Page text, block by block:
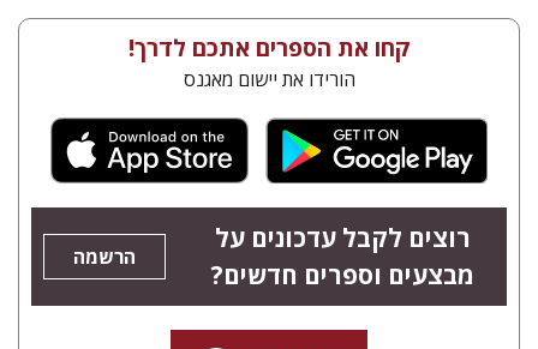
קחו את הספרים אתכם לדרך!
הורידו את יישום מאגנס
רוצים לקבל עדכונים על
מבצעים וספרים חדשים?
הרשמה